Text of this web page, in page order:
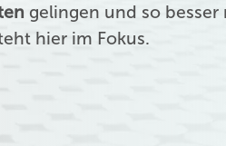
gelingen und so
hier im Fokus.